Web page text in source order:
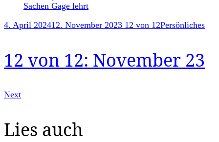
4. April 202412. November 2023 12 von 12Persönliches
12 von 12: November 23
Next
Lies auch